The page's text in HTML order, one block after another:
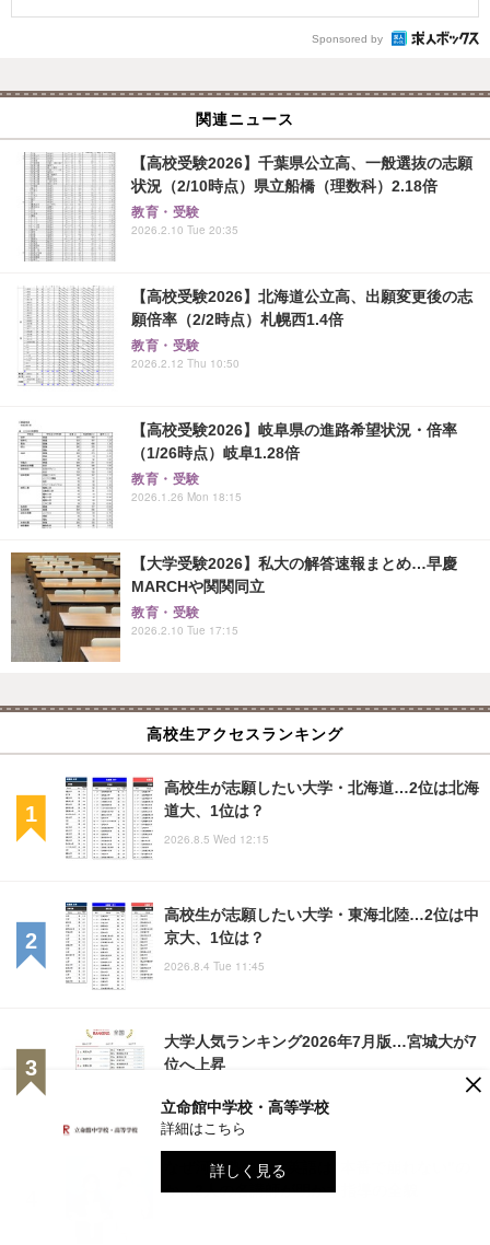
Sponsored by
関連ニュース
【高校受験2026】千葉県公立高、一般選抜の志願
状況（2/10時点）県立船橋（理数科）2.18倍
教育・受験
2026.2.10 Tue 20:35
【高校受験2026】北海道公立高、出願変更後の志
願倍率（2/2時点）札幌西1.4倍
教育・受験
2026.2.12 Thu 10:50
【高校受験2026】岐阜県の進路希望状況・倍率
（1/26時点）岐阜1.28倍
教育・受験
2026.1.26 Mon 18:15
【大学受験2026】私大の解答速報まとめ…早慶
MARCHや関関同立
教育・受験
2026.2.10 Tue 17:15
高校生アクセスランキング
高校生が志願したい大学・北海道…2位は北海
道大、1位は？
2026.8.5 Wed 12:15
高校生が志願したい大学・東海北陸…2位は中
京大、1位は？
2026.8.4 Tue 11:45
大学人気ランキング2026年7月版…宮城大が7
位へ上昇
なぜ河合塾の東大英語は"本番で崩れない"の
か…2人の名講師が明かす指導の全貌
×
立命館中学校・高等学校
詳細はこちら
詳しく見る